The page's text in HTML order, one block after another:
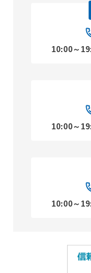
10:00～
10:00～
10:00～